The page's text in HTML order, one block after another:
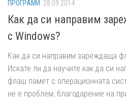
ПРОГРАМИ 28.09.2014
Как да си направим
с Windows?
Как да си направим зареждаща
Искате ли да научите как да си
флаш памет с операционната
не е проблем, благодарение на